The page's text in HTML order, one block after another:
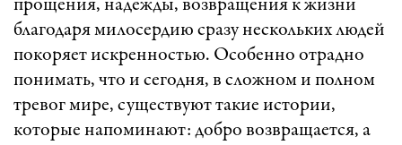
прощения, надежды, возвращения к жизни
благодаря милосердию сразу нескольких людей
покоряет искренностью. Особенно отрадно
понимать, что и сегодня, в сложном и полном
тревог мире, существуют такие истории,
которые напоминают: добро возвращается, а